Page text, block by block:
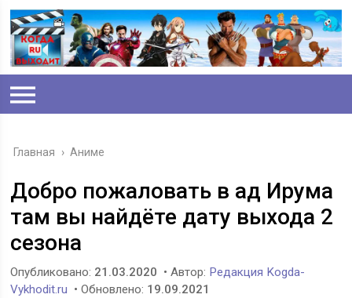
Главная › Аниме
Добро пожаловать в ад Ирума
там вы найдёте дату выхода 2
сезона
Опубликовано: 21.03.2020 • Автор: Редакция Kogda-
Vykhodit.ru • Обновлено: 19.09.2021